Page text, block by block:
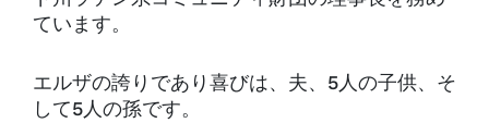
ています。
エルザの誇りであり喜びは、夫、5人の子供、そ
して5人の孫です。